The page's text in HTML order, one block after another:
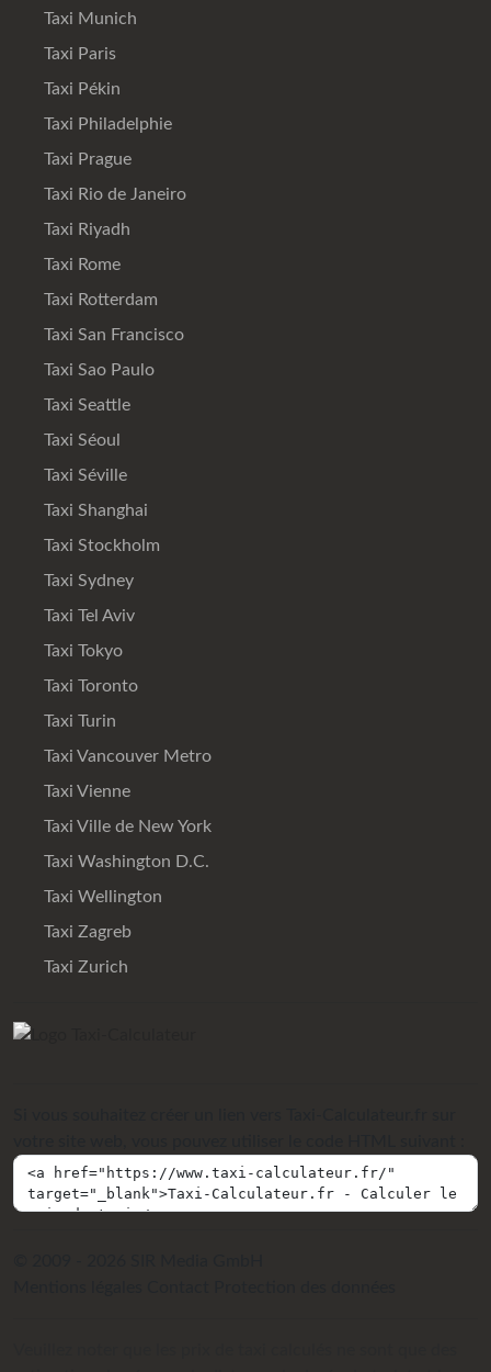
Taxi Munich
Taxi Paris
Taxi Pékin
Taxi Philadelphie
Taxi Prague
Taxi Rio de Janeiro
Taxi Riyadh
Taxi Rome
Taxi Rotterdam
Taxi San Francisco
Taxi Sao Paulo
Taxi Seattle
Taxi Séoul
Taxi Séville
Taxi Shanghai
Taxi Stockholm
Taxi Sydney
Taxi Tel Aviv
Taxi Tokyo
Taxi Toronto
Taxi Turin
Taxi Vancouver Metro
Taxi Vienne
Taxi Ville de New York
Taxi Washington D.C.
Taxi Wellington
Taxi Zagreb
Taxi Zurich